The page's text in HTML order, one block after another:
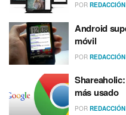
POR
Android
móvil
POR
más usado
POR